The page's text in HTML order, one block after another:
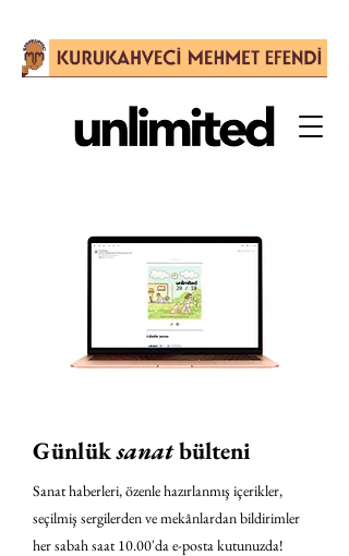
Günlüksanatbülteni
Sanat haberleri, özenle hazırlanmış içerikler,
seçilmiş sergilerden ve mekânlardan bildirimler
her sabah saat 10.00'da e-posta kutunuzda!